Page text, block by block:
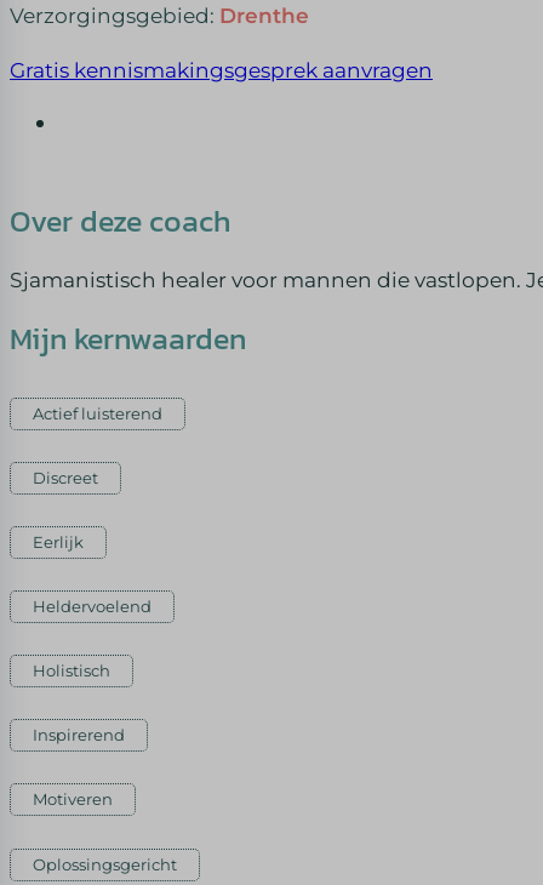
Verzorgingsgebied: Drenthe
Gratis kennismakingsgesprek aanvragen
Over deze coach
Sjamanistisch healer voor mannen die vastlopen.
Mijn kernwaarden
Actief luisterend
Discreet
Eerlijk
Heldervoelend
Holistisch
Inspirerend
Motiveren
Oplossingsgericht